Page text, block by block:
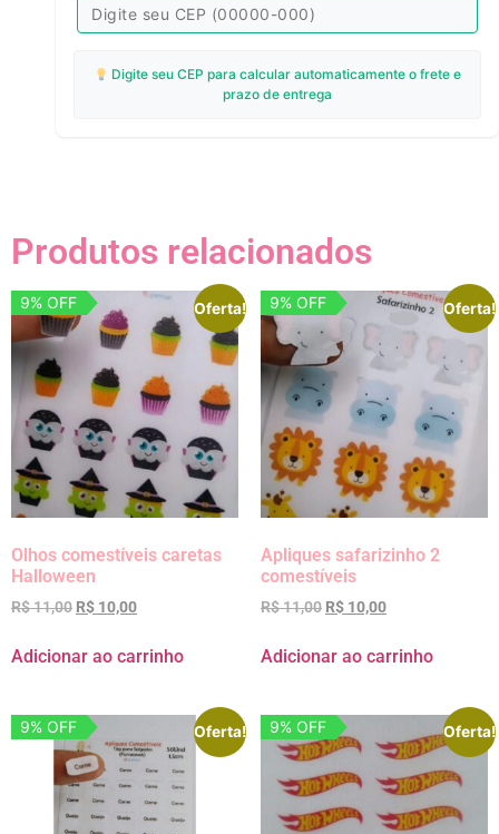
Digite seu CEP para calcular automaticamente o frete e
prazo de entrega
Produtos relacionados
Oferta!
9% OFF
Olhos comestíveis caretas
Halloween
R$11,00 R$ 10,00
Adicionar ao carrinho
Oferta!
9% OFF
Apliques safarizinho 2
comestíveis
R$11,00 R$ 10,00
Adicionar ao carrinho
Oferta!
9% OFF Oferta!
9% OFF